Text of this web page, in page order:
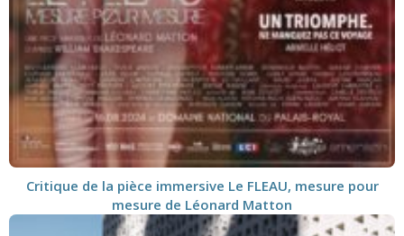
Critique de la pièce immersive Le FLEAU, mesure pour
mesure de Léonard Matton